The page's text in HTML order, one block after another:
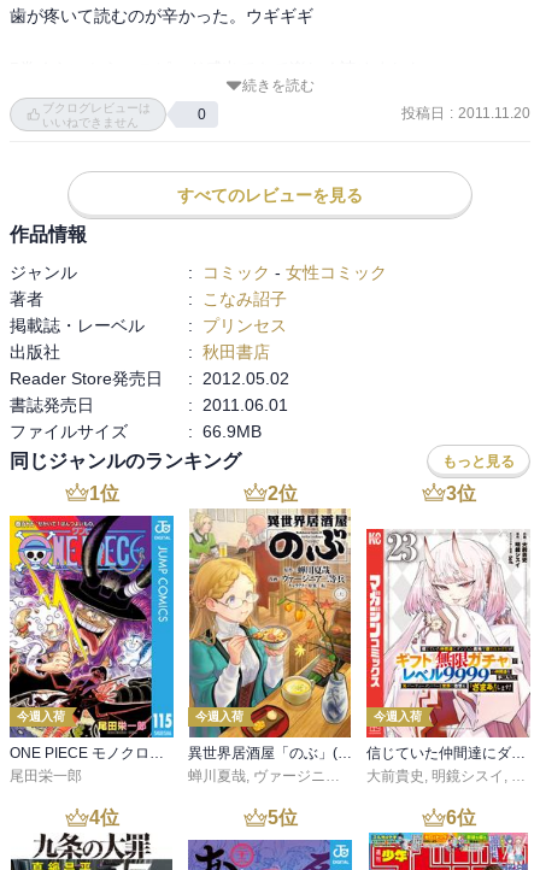
歯が疼いて読むのが辛かった。ウギギギ
こなみ先生の絵はやっぱり好きです。
続きを読む
ブクログレビューは
いいねできません
0 投稿日 : 2011.11.20
すべてのレビューを見る
作品情報
ジャンル : コミック - 女性コミック
著者
:
こなみ詔子
掲載誌・レーベル
:
プリンセス
出版社
: 秋田書店
Reader Store発売日
:
2012.05.02
書誌発売日
:
2011.06.01
ファイルサイズ
: 66.9MB
同じジャンルのランキング もっと見る
1位
今週入荷
ONE PIECE モノクロ版 115
尾田栄一郎
2位
今週入荷
異世界居酒屋「のぶ」(22)
蝉川夏哉, ヴァージニア二等兵 ,転
3位
今週入荷
信じていた仲間達にダンジョン奥地で殺されかけたがギフト『無限ガチャ』でレベル９９９９の仲間達を手に入れて元パーティーメンバーと世界に復讐＆『ざまぁ！』します！（２３）
大前貴史 , 明鏡シスイ , ｔ
4位 5位 6位